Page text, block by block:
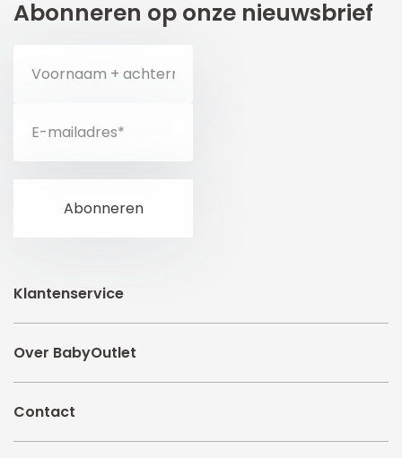
Abonneren op onze nieuwsbrief
Klantenservice
Over BabyOutlet
Contact